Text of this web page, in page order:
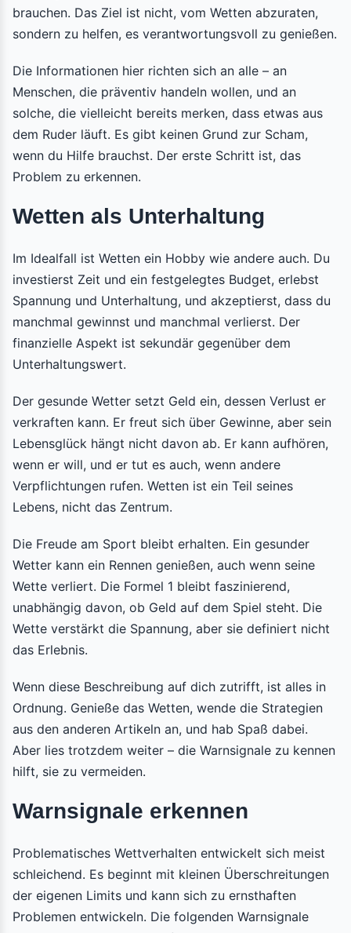
brauchen. Das Ziel ist nicht, vom Wetten abzuraten,
sondern zu helfen, es verantwortungsvoll zu genießen.
Die Informationen hier richten sich an alle – an
Menschen, die präventiv handeln wollen, und an
solche, die vielleicht bereits merken, dass etwas aus
dem Ruder läuft. Es gibt keinen Grund zur Scham,
wenn du Hilfe brauchst. Der erste Schritt ist, das
Problem zu erkennen.
Wetten als Unterhaltung
Im Idealfall ist Wetten ein Hobby wie andere auch. Du
investierst Zeit und ein festgelegtes Budget, erlebst
Spannung und Unterhaltung, und akzeptierst, dass du
manchmal gewinnst und manchmal verlierst. Der
finanzielle Aspekt ist sekundär gegenüber dem
Unterhaltungswert.
Der gesunde Wetter setzt Geld ein, dessen Verlust er
verkraften kann. Er freut sich über Gewinne, aber sein
Lebensglück hängt nicht davon ab. Er kann aufhören,
wenn er will, und er tut es auch, wenn andere
Verpflichtungen rufen. Wetten ist ein Teil seines
Lebens, nicht das Zentrum.
Die Freude am Sport bleibt erhalten. Ein gesunder
Wetter kann ein Rennen genießen, auch wenn seine
Wette verliert. Die Formel 1 bleibt faszinierend,
unabhängig davon, ob Geld auf dem Spiel steht. Die
Wette verstärkt die Spannung, aber sie definiert nicht
das Erlebnis.
Wenn diese Beschreibung auf dich zutrifft, ist alles in
Ordnung. Genieße das Wetten, wende die Strategien
aus den anderen Artikeln an, und hab Spaß dabei.
Aber lies trotzdem weiter – die Warnsignale zu kennen
hilft, sie zu vermeiden.
Warnsignale erkennen
Problematisches Wettverhalten entwickelt sich meist
schleichend. Es beginnt mit kleinen Überschreitungen
der eigenen Limits und kann sich zu ernsthaften
Problemen entwickeln. Die folgenden Warnsignale